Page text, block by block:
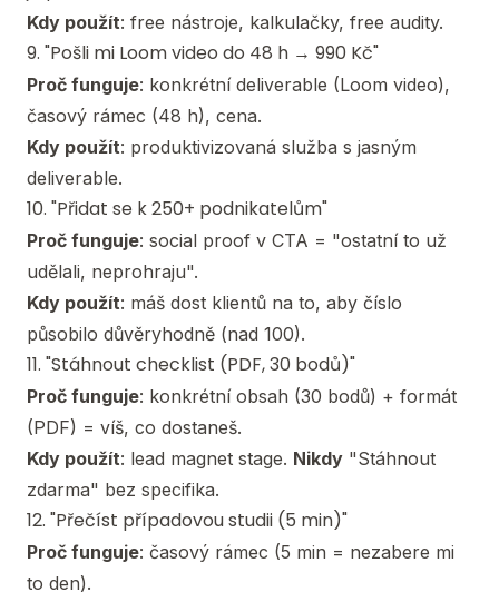
Kdy použít: free nástroje, kalkulačky, free audity.
9. "Pošli mi Loom video do 48 h → 990 Kč"
Proč funguje: konkrétní deliverable (Loom video),
časový rámec (48 h), cena.
Kdy použít: produktivizovaná služba s jasným
deliverable.
10. "Přidat se k 250+ podnikatelům"
Proč funguje: social proof v CTA = "ostatní to už
udělali, neprohraju".
Kdy použít: máš dost klientů na to, aby číslo
působilo důvěryhodně (nad 100).
11. "Stáhnout checklist (PDF, 30 bodů)"
Proč funguje: konkrétní obsah (30 bodů) + formát
(PDF) = víš, co dostaneš.
Kdy použít: lead magnet stage. Nikdy "Stáhnout
zdarma" bez specifika.
12. "Přečíst případovou studii (5 min)"
Proč funguje: časový rámec (5 min = nezabere mi
to den).